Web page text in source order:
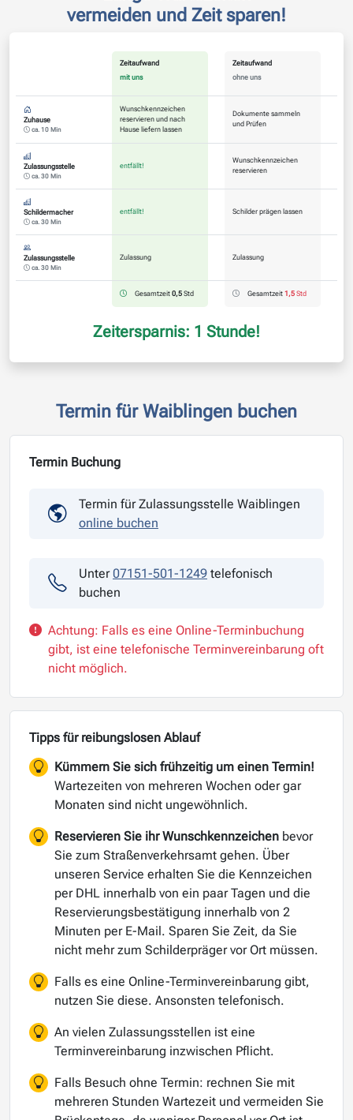
vermeiden und Zeit sparen!
Zeitaufwand
mit uns
Zeitaufwand
ohne uns
Zuhause
ca. 10 Min
Wunschkennzeichen
reservieren und nach
Hause liefern lassen
Dokumente sammeln
und Prüfen
Zulassungsstelle
ca. 30 Min
entfällt!
Wunschkennzeichen
reservieren
Schildermacher
ca. 30 Min
entfällt! Schilder prägen lassen
Zulassungsstelle
ca. 30 Min
Zulassung Zulassung
Gesamtzeit 0,5 Std Gesamtzeit 1,5 Std
Zeitersparnis: 1 Stunde!
Termin für Waiblingen buchen
Termin Buchung
Termin für Zulassungsstelle Waiblingen
online buchen
Unter07151-501-1249 telefonisch
buchen
Achtung: Falls es eine Online-Terminbuchung
gibt, ist eine telefonische Terminvereinbarung oft
nicht möglich.
Tipps für reibungslosen Ablauf
Kümmern Sie sich frühzeitig um einen Termin!
Wartezeiten von mehreren Wochen oder gar
Monaten sind nicht ungewöhnlich.
Reservieren Sie ihr Wunschkennzeichen bevor
Sie zum Straßenverkehrsamt gehen. Über
unseren Service erhalten Sie die Kennzeichen
per DHL innerhalb von ein paar Tagen und die
Reservierungsbestätigung innerhalb von 2
Minuten per E-Mail. Sparen Sie Zeit, da Sie
nicht mehr zum Schilderpräger vor Ort müssen.
Falls es eine Online-Terminvereinbarung gibt,
nutzen Sie diese. Ansonsten telefonisch.
An vielen Zulassungsstellen ist eine
Terminvereinbarung inzwischen Pflicht.
Falls Besuch ohne Termin: rechnen Sie mit
mehreren Stunden Wartezeit und vermeiden Sie